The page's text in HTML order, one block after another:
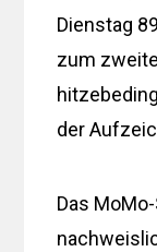
Dienstag
zum
der
Das